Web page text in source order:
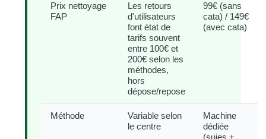
Prix nettoyage
FAP
Les retours
d'utilisateurs
font état de
tarifs souvent
entre 100€ et
200€ selon les
méthodes,
hors
dépose/repose
99€ (sans
cata) / 149€
(avec cata)
Méthode
Variable selon
le centre
Machine
dédiée